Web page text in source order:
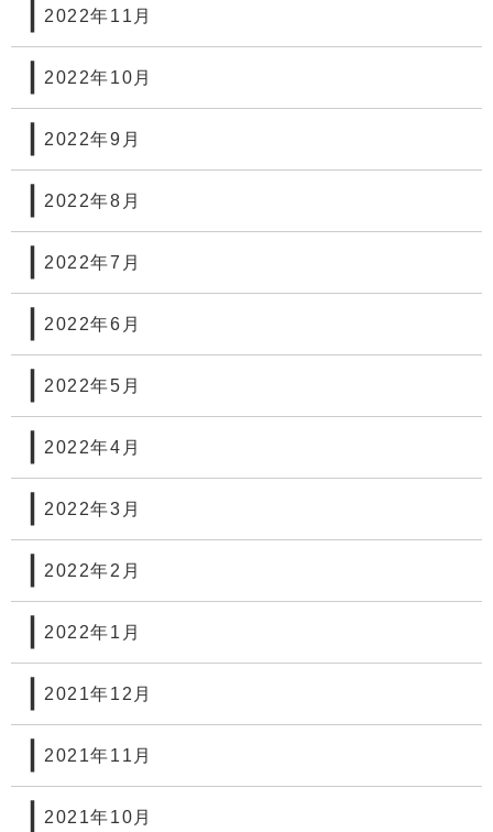
2022年11月
2022年10月
2022年9月
2022年8月
2022年7月
2022年6月
2022年5月
2022年4月
2022年3月
2022年2月
2022年1月
2021年12月
2021年11月
2021年10月